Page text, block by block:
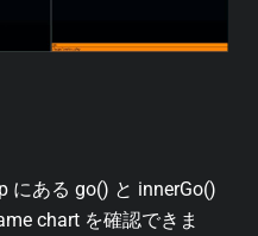
にある go() と innerGo()
chart を確認できま